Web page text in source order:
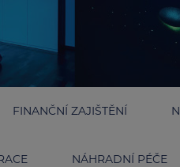
FINANČNÍ ZAJIŠTĚNÍ
NÁHRADNÍ PÉČE